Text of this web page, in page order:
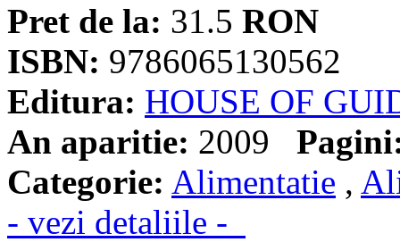
Pret de la: 31.5 RON
ISBN: 9786065130562
Editura: HOUSE OF
An aparitie: 2009
Categorie: Alimentatie ,
- vezi detaliile -